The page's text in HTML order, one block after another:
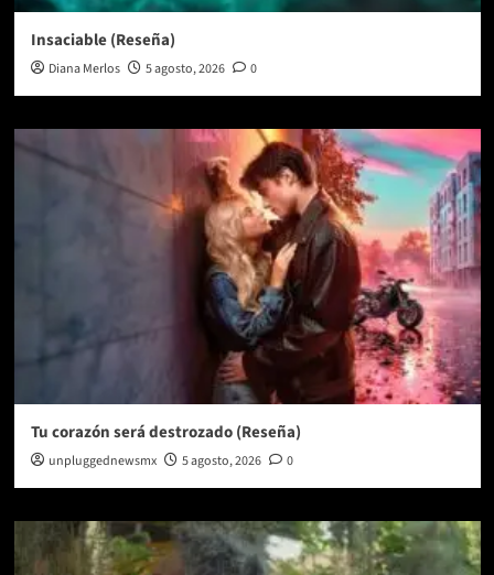
Insaciable (Reseña)
Diana Merlos 5 agosto, 2026 0
Tu corazón será destrozado (Reseña)
unpluggednewsmx 5 agosto, 2026 0